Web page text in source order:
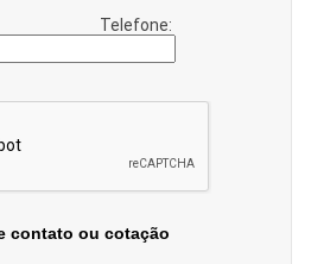
Telefone:
contato ou cotação